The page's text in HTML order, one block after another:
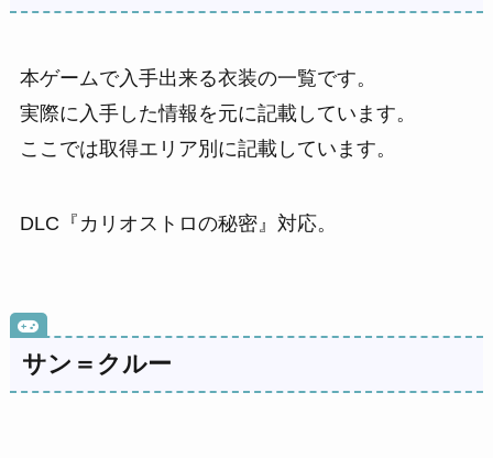
本ゲームで入手出来る衣装の一覧です。
実際に入手した情報を元に記載しています。
ここでは取得エリア別に記載しています。
DLC『カリオストロの秘密』対応。
サン＝クルー